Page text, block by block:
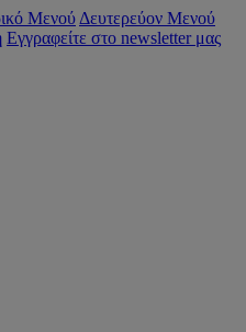
Μενού Δευτερεύον Μενού
Εγγραφείτε στο newsletter μας